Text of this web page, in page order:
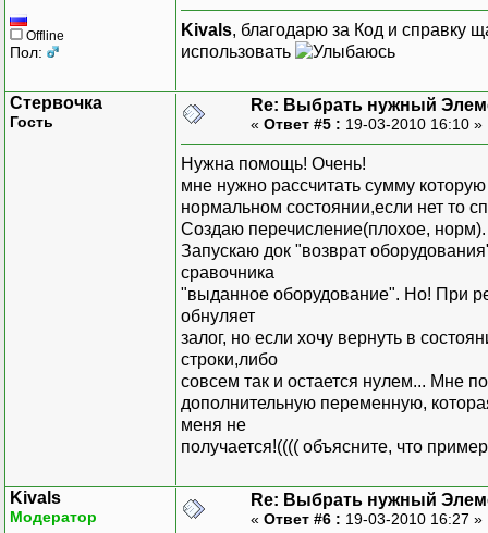
Offline
Пол:
Kivals, благодарю за Код и справку
использовать
Стервочка
Гость
Re: Выбрать нужный
« Ответ #5 : 19-03-2010 16:10 »
Нужна помощь! Очень!
мне нужно рассчитать сумму
нормальном состоянии,если нет то
Создаю перечисление(плохое, норм).
Запускаю док "возврат
сравочника
"выданное оборудование". Но! При
обнуляет
залог, но если хочу вернуть в
строки,либо
совсем так и остается нулем... Мне
дополнительную переменную,
меня не
получается!(((( объясните, что
Kivals
Модератор
Re: Выбрать нужный
« Ответ #6 : 19-03-2010 16:27 »